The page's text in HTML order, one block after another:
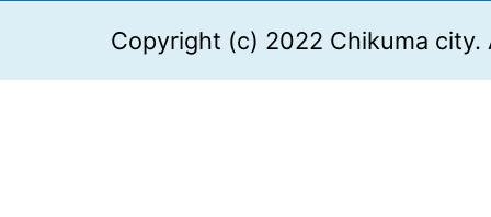
Copyright (c) 2022 Chikuma city.